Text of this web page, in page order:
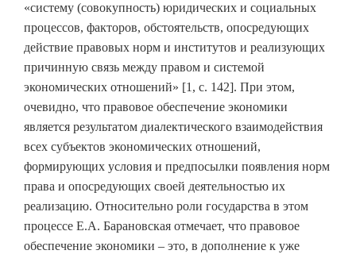
«систему (совокупность) юридических и социальных
процессов, факторов, обстоятельств, опосредующих
действие правовых норм и институтов и реализующих
причинную связь между правом и системой
экономических отношений» [1, с. 142]. При этом,
очевидно, что правовое обеспечение экономики
является результатом диалектического взаимодействия
всех субъектов экономических отношений,
формирующих условия и предпосылки появления норм
права и опосредующих своей деятельностью их
реализацию. Относительно роли государства в этом
процессе Е.А. Барановская отмечает, что правовое
обеспечение экономики – это, в дополнение к уже